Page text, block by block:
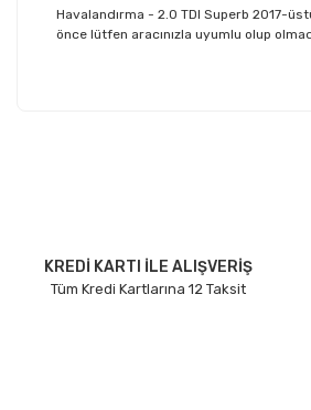
Havalandırma - 2.0 TDI Superb 2017-
önce lütfen aracınızla uyumlu olup
Ürün bilgilerinde hatalar bulunuyor.
Ürün fiyatı diğer sitelerden daha
KREDİ KARTI İLE ALIŞVERİŞ
Tüm Kredi Kartlarına 12 Taksit